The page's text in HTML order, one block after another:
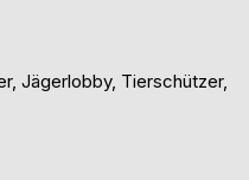
Jägerlobby, Tierschützer,